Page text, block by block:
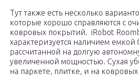
Тут также есть несколько
которые хорошо справляются с
ковровых покрытий. iRobot
характеризуется наличием емкой
рассчитанной на долгую
увеличенной мощностью. Сухая
на паркете, плитке, и на